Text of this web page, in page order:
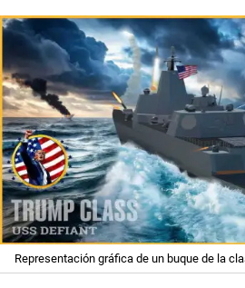
Representación gráfica de un buque de la